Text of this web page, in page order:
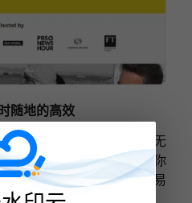
随地的高效
了解说界的移动工作站。无
络，就能轻松访问并编辑你
是让国际解说变得轻而易
域限制。